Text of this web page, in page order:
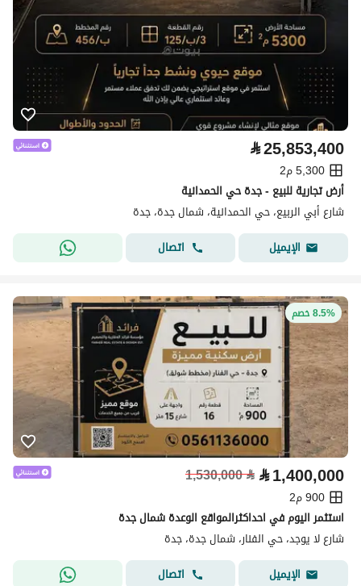
⃁25,853,400
5,300 م2
أرض تجارية للبيع - جدة حي الحمدانية
شارع أبي الربيع، حي الحمدانية، شمال جدة، جدة
الإيميل
اتصال
8.5% خصم
⃁1,400,000
⃁
1,530,000
900 م2
استثمر اليوم في احداكثرالمواقع الوعدة شمال جدة
شارع لا يوجد، حي الفنار، شمال جدة، جدة
الإيميل
اتصال